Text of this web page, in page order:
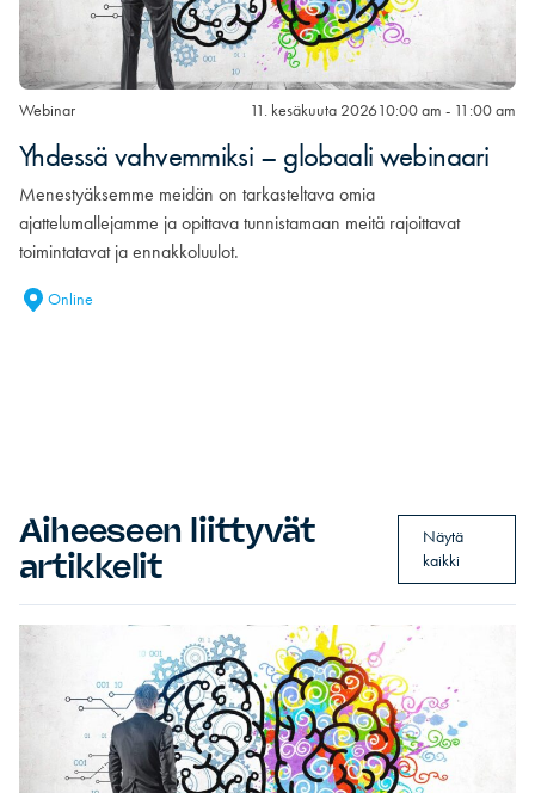
Webinar 11. kesäkuuta 202610:00 am - 11:00 am
Yhdessä vahvemmiksi – globaali webinaari
Menestyäksemme meidän on tarkasteltava omia
ajattelumallejamme ja opittava tunnistamaan meitä rajoittavat
toimintatavat ja ennakkoluulot.
Online
Aiheeseen liittyvät
artikkelit
Näytä
kaikki